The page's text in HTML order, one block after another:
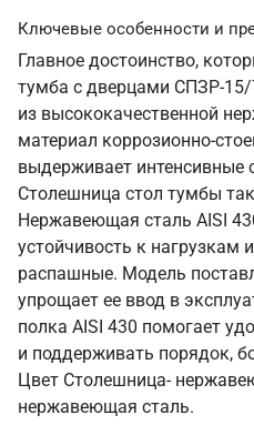
Ключевые особенности и
Главное достоинство,
тумба с дверцами СПЗР-15/
из высококачественной
материал коррозионно-
выдерживает интенсивные
Столешница стол тумбы
Нержавеющая сталь AISI
устойчивость к нагрузкам
распашные. Модель
упрощает ее ввод в
полка AISI 430 помогает
и поддерживать порядок,
Цвет Столешница-
нержавеющая сталь.